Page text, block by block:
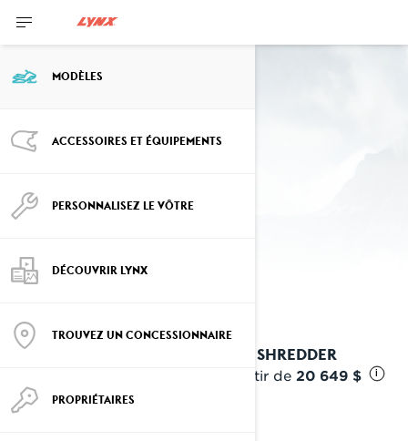
MODÈLES
ACCESSOIRES ET ÉQUIPEMENTS
PERSONNALISEZ LE VÔTRE
DÉCOUVRIR LYNX
TROUVEZ UN CONCESSIONNAIRE
PROPRIÉTAIRES
Modèles des années précédentes
Modèles 2024
2024 SHREDDER
À partir de 20 649 $ i